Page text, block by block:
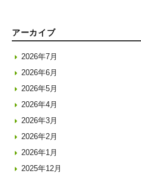
アーカイブ
2026年7月
2026年6月
2026年5月
2026年4月
2026年3月
2026年2月
2026年1月
2025年12月